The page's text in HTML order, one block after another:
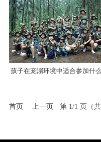
孩子在宠溺环境中适合参加什
首页 上一页 第 1/1 页（